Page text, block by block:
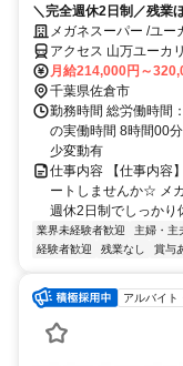
＼完全週休2日制／残業
人を助ける仕事です
メガネスーパー /ユー
アクセス 山万ユーカ
地区センター徒歩約5
分
月給214,000円～
千葉県佐倉市
勤務時間 総労働時間
の実働時間 8時間00
少変動有
仕事内容 【仕事内容
ートしませんか☆ メ
週休2日制でしっか
業界未経験者歓迎 主婦・主
経験者歓迎
残業なし 賞与
アルバイト